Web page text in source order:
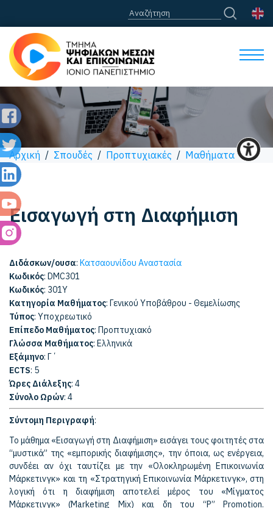
Αρχική / Σπουδές / Προπτυχιακές / Μαθήματα
Εισαγωγή στη Διαφήμιση
Διδάσκων/ουσα: Κατσαουνίδου Αναστασία
Κωδικός: DMC301
Κωδικός: 301Υ
Κατηγορία Μαθήματος: Γενικού Υποβάθρου - Θεμελίωσης
Τύπος: Υποχρεωτικό
Επίπεδο Μαθήματος: Προπτυχιακό
Γλώσσα Μαθήματος: Ελληνικά
Εξάμηνο: Γ΄
ECTS: 5
Ώρες Διάλεξης: 4
Σύνολο Ωρών: 4
Σύντομη Περιγραφή:
Το μάθημα «Εισαγωγή στη Διαφήμιση» εισάγει τους φοιτητές στα
“μυστικά” της «εμπορικής διαφήμισης», την όποια, ως ενέργεια,
συνδέει αν όχι ταυτίζει με την «Ολοκληρωμένη Επικοινωνία
Μάρκετινγκ» και τη «Στρατηγική Επικοινωνία Μάρκετινγκ», στη
λογική ότι η διαφήμιση αποτελεί μέρος του «Μίγματος
Μάρκετινγκ» (Marketing Mix) και δη του “P” Promotion.